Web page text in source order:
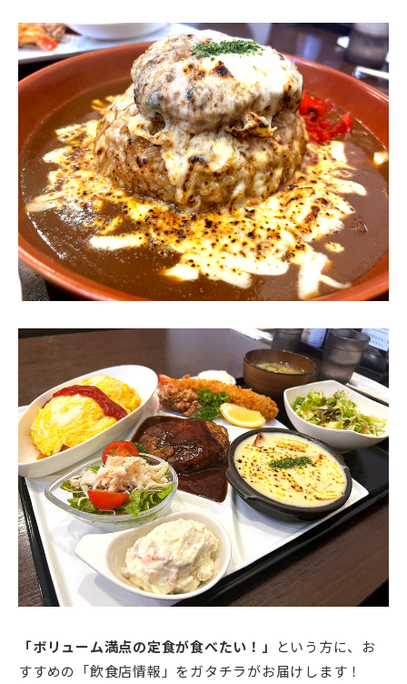
「ボリューム満点の定食が食べたい！」
という方に、お
すすめの「飲食店情報」をガタチラがお届けします！